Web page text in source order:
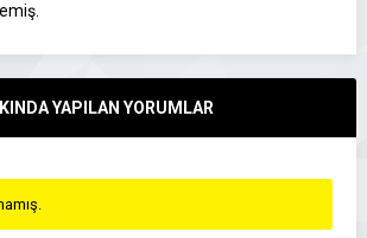
YAPILAN YORUMLAR